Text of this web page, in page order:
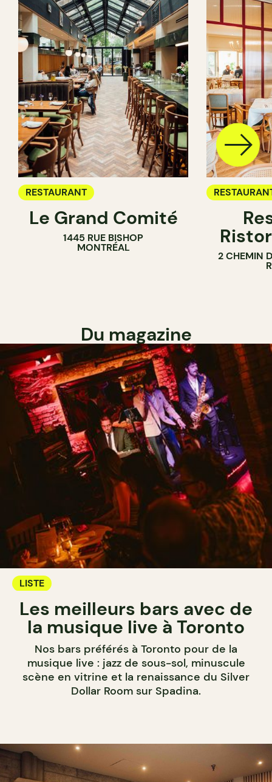
RESTAURANT
Le Grand Comité
1445 RUE BISHOP
MONTRÉAL
2 CHEMIN
Du magazine
LISTE
Les meilleurs bars avec de
la musique live à Toronto
Nos bars préférés à Toronto pour de la
musique live : jazz de sous-sol, minuscule
scène en vitrine et la renaissance du Silver
Dollar Room sur Spadina.